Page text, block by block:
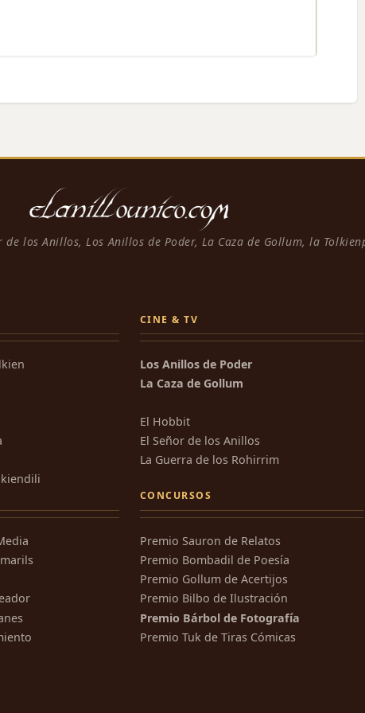
los Anillos, Los Anillos de Poder, La Caza de Gollum, la
CINE & TV
Los Anillos de Poder
La Caza de Gollum
El Hobbit
El Señor de los Anillos
La Guerra de los Rohirrim
CONCURSOS
Premio Sauron de Relatos
Premio Bombadil de Poesía
Premio Gollum de Acertijos
Premio Bilbo de Ilustración
Premio Bárbol de Fotografía
Premio Tuk de Tiras Cómicas